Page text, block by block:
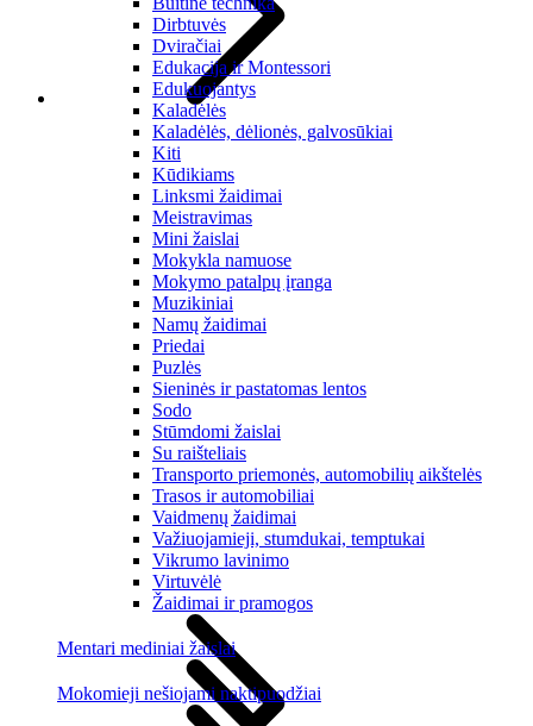
Dirbtuvės
Dviračiai
Edukacija ir Montessori
Edukuojantys
Kaladėlės
Kaladėlės, dėlionės, galvosūkiai
Kiti
Kūdikiams
Linksmi žaidimai
Meistravimas
Mini žaislai
Mokykla namuose
Mokymo patalpų įranga
Muzikiniai
Namų žaidimai
Priedai
Puzlės
Sieninės ir pastatomas lentos
Sodo
Stūmdomi žaislai
Su raišteliais
Transporto priemonės, automobilių aikštelės
Trasos ir automobiliai
Vaidmenų žaidimai
Važiuojamieji, stumdukai, temptukai
Vikrumo lavinimo
Virtuvėlė
Žaidimai ir pramogos
Mentari mediniai žaislai
Mokomieji nešiojami naktipuodžiai